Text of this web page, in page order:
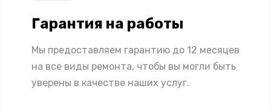
Гарантия на работы
Мы предоставляем гарантию до 12 месяцев
на все виды ремонта, чтобы вы могли быть
уверены в качестве наших услуг.